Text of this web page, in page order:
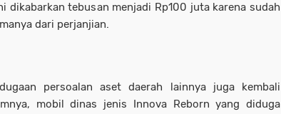
dikabarkan tebusan menjadi Rp100 juta karena sudah
dari perjanjian.
persoalan aset daerah lainnya juga kembali
mobil dinas jenis Innova Reborn yang diduga